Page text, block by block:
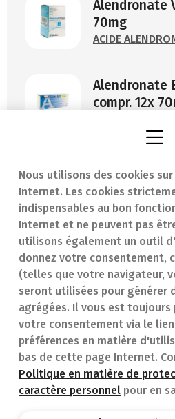
Nous utilisons des cookies
Internet. Les cookies
indispensables au bon
Internet et ne peuvent pas
utilisons également un outil
donnez votre consentement,
(telles que votre navigateur,
seront utilisées pour générer
agrégées. Il vous est
votre consentement via le
préférences en matière
bas de cette page Internet.
Politique en matière de
caractère personnel pour en
Alendronate
70mg
ACIDE
Alendronate
compr. 12x
Trouver une
pharmacie
Notre expertise
Maladies
Médicaments
En